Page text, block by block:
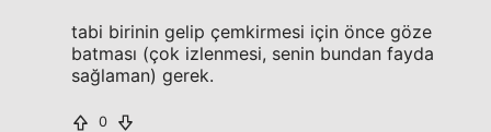
tabi birinin gelip çemkirmesi için önce göze
batması (çok izlenmesi, senin bundan fayda
sağlaman) gerek.
0